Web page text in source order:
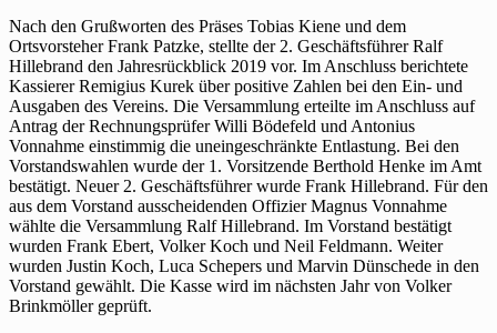
Nach den Grußworten des Präses Tobias Kiene und dem
Ortsvorsteher Frank Patzke, stellte der 2. Geschäftsführer Ralf
Hillebrand den Jahresrückblick 2019 vor. Im Anschluss berichtete
Kassierer Remigius Kurek über positive Zahlen bei den Ein- und
Ausgaben des Vereins. Die Versammlung erteilte im Anschluss auf
Antrag der Rechnungsprüfer Willi Bödefeld und Antonius
Vonnahme einstimmig die uneingeschränkte Entlastung. Bei den
Vorstandswahlen wurde der 1. Vorsitzende Berthold Henke im Amt
bestätigt. Neuer 2. Geschäftsführer wurde Frank Hillebrand. Für den
aus dem Vorstand ausscheidenden Offizier Magnus Vonnahme
wählte die Versammlung Ralf Hillebrand. Im Vorstand bestätigt
wurden Frank Ebert, Volker Koch und Neil Feldmann. Weiter
wurden Justin Koch, Luca Schepers und Marvin Dünschede in den
Vorstand gewählt. Die Kasse wird im nächsten Jahr von Volker
Brinkmöller geprüft.